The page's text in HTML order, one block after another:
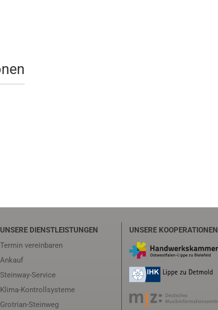
UNSERE DIENSTLEISTUNGEN
Termin vereinbaren
Ankauf
Steinway-Service
Klima-Kontrollsysteme
Grotrian-Steinweg
UNSERE KOOPERATIONEN